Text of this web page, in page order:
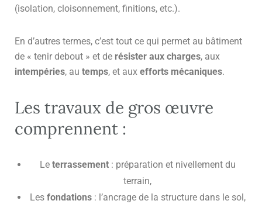
(isolation, cloisonnement, finitions, etc.).
En d’autres termes, c’est tout ce qui permet au bâtiment
de « tenir debout » et de résister aux charges, aux
intempéries, au temps, et aux efforts mécaniques.
Les travaux de gros œuvre
comprennent :
Le terrassement: préparation et nivellement du
terrain,
Les fondations: l’ancrage de la structure dans le sol,